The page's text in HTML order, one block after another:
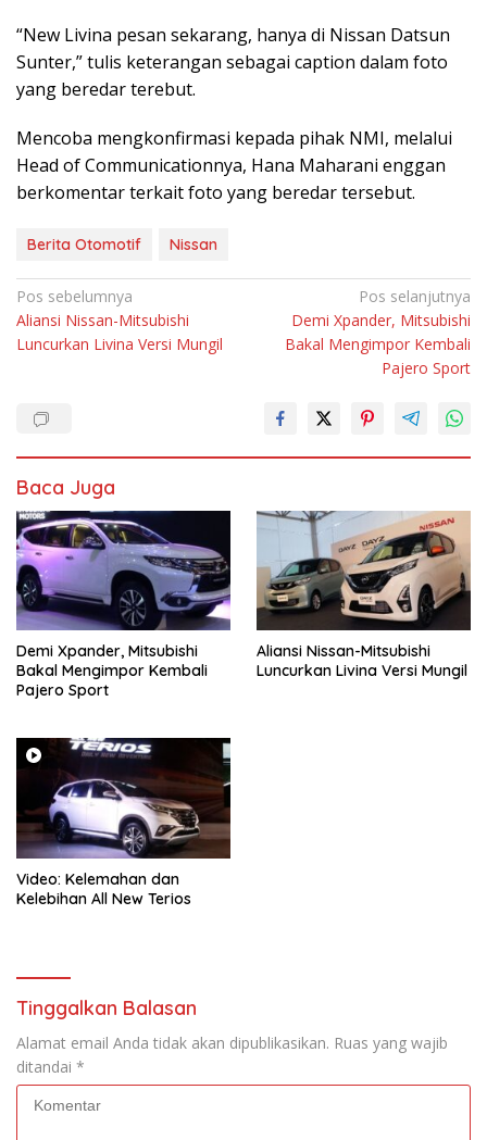
“New Livina pesan sekarang, hanya di Nissan Datsun
Sunter,” tulis keterangan sebagai caption dalam foto
yang beredar terebut.
Mencoba mengkonfirmasi kepada pihak NMI, melalui
Head of Communicationnya, Hana Maharani enggan
berkomentar terkait foto yang beredar tersebut.
Berita Otomotif Nissan
Navigasi
pos
Pos sebelumnya
Aliansi Nissan-Mitsubishi
Luncurkan Livina Versi Mungil
Pos selanjutnya
Demi Xpander, Mitsubishi
Bakal Mengimpor Kembali
Pajero Sport
Baca Juga
Demi Xpander, Mitsubishi
Bakal Mengimpor Kembali
Pajero Sport
Aliansi Nissan-Mitsubishi
Luncurkan Livina Versi Mungil
Video: Kelemahan dan
Kelebihan All New Terios
Tinggalkan Balasan
Alamat email Anda tidak akan dipublikasikan. Ruas yang wajib
ditandai *